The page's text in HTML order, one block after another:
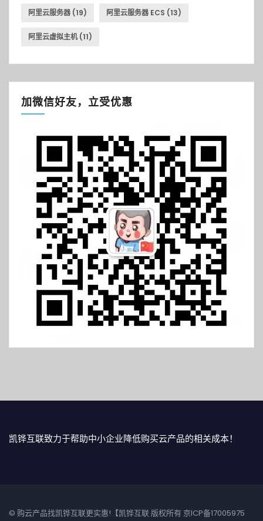
阿里云服务器 (19) 阿里云服务器 ECS (13)
阿里云虚拟主机(11)
加微信好友，立受优惠
凯铧互联致力于帮助中小企业降低购买云产品的相关成本！
© 购云产品找凯铧互联更实惠!【凯铧互联 版权所有 京ICP备17005975